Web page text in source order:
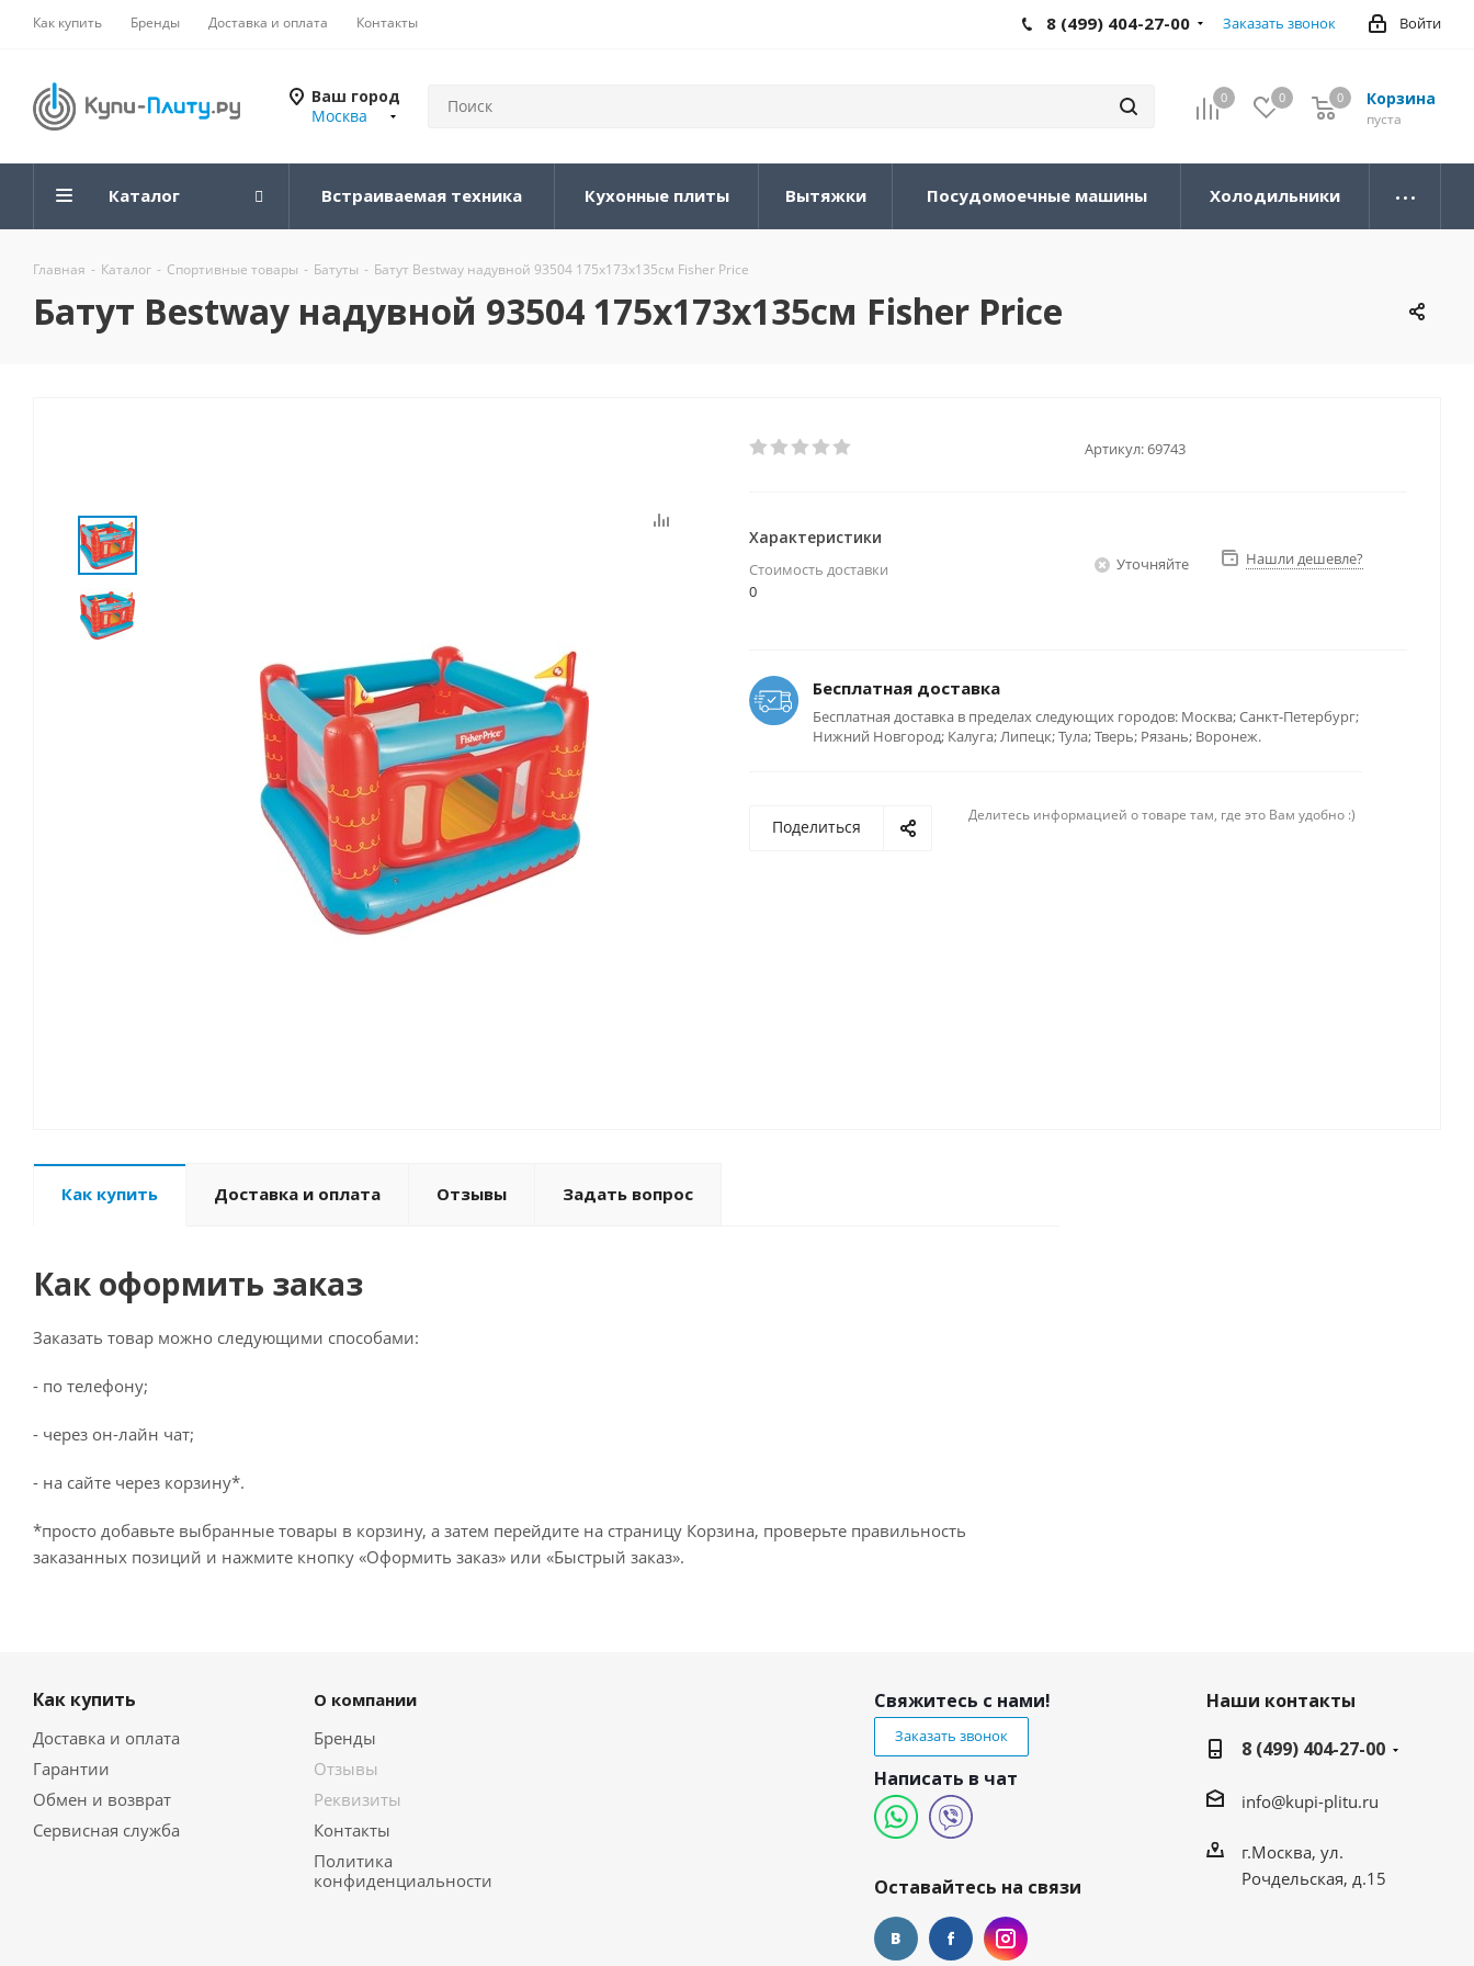
Как купить Бренды Доставка и оплата Контакты Войти
8 (499) 404-27-00 Заказать звонок
Ваш город
Москва
0 0 Корзина
0
пуста
0
Каталог Встраиваемая техника Кухонные плиты Вытяжки Посудомоечные машины Холодильники
Главная - Каталог - Спортивные товары - Батуты - Батут Bestway надувной 93504 175х173х135см Fisher Price
Батут Bestway надувной 93504 175х173х135см Fisher Price
Артикул:69743
Характеристики
Стоимость доставки
0
Уточняйте Нашли дешевле?
Бесплатная доставка
Бесплатная доставка в пределах следующих городов: Москва; Санкт-Петербург;
Нижний Новгород; Калуга; Липецк; Тула; Тверь; Рязань; Воронеж.
Поделиться
Делитесь информацией о товаре там, где это Вам удобно :)
Как купить Доставка и оплата Отзывы Задать вопрос
Как оформить заказ
Заказать товар можно следующими способами:
- по телефону;
- через он-лайн чат;
- на сайте через корзину*.
*просто добавьте выбранные товары в корзину, а затем перейдите на страницу Корзина, проверьте правильность
заказанных позиций и нажмите кнопку «Оформить заказ» или «Быстрый заказ».
Как купить
Доставка и оплата
Гарантии
Обмен и возврат
Сервисная служба
О компании
Бренды
Отзывы
Реквизиты
Контакты
Политика
конфиденциальности
Свяжитесь с нами!
Заказать звонок
Написать в чат
Оставайтесь на связи
Наши контакты
8 (499) 404-27-00
info@kupi-plitu.ru
г.Москва, ул.
Рочдельская, д.15